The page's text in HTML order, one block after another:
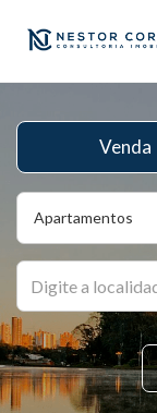
Apartamentos
Venda